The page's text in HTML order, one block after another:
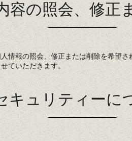
容の照会、修正
情報の照会、修正または削除を希望
ていただきます。
キュリティーに